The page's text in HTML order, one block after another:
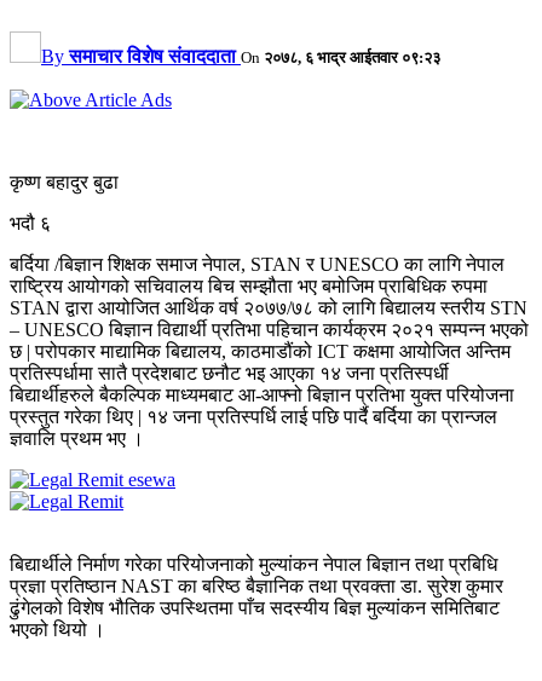
Byसमाचार विशेष संवाददाता On २०७८, ६ भाद्र आईतवार ०९:२३
कृष्ण बहादुर बुढा
भदौ ६
बर्दिया /बिज्ञान शिक्षक समाज नेपाल, STAN र UNESCO का लागि नेपाल
राष्ट्रिय आयोगको सचिवालय बिच सम्झौता भए बमोजिम प्राबिधिक रुपमा
STAN द्वारा आयोजित आर्थिक वर्ष २०७७/७८ को लागि बिद्यालय स्तरीय STN
– UNESCO बिज्ञान विद्यार्थी प्रतिभा पहिचान कार्यक्रम २०२१ सम्पन्न भएको
छ | परोपकार माद्यामिक बिद्यालय, काठमाडौंको ICT कक्षमा आयोजित अन्तिम
प्रतिस्पर्धामा सातै प्रदेशबाट छनौट भइ आएका १४ जना प्रतिस्पर्धी
बिद्यार्थीहरुले बैकल्पिक माध्यमबाट आ-आफ्नो बिज्ञान प्रतिभा युक्त परियोजना
प्रस्तुत गरेका थिए | १४ जना प्रतिस्पर्धि लाई पछि पार्दै बर्दिया का प्रान्जल
ज्ञवालि प्रथम भए ।
बिद्यार्थीले निर्माण गरेका परियोजनाको मुल्यांकन नेपाल बिज्ञान तथा प्रबिधि
प्रज्ञा प्रतिष्ठान NAST का बरिष्ठ बैज्ञानिक तथा प्रवक्ता डा. सुरेश कुमार
ढुंगेलको विशेष भौतिक उपस्थितमा पाँच सदस्यीय बिज्ञ मुल्यांकन समितिबाट
भएको थियो ।